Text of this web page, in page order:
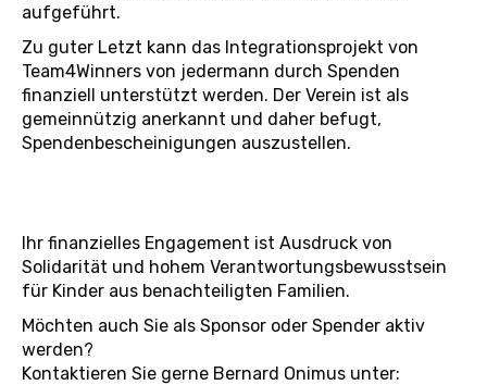
aufgeführt.
Zu guter Letzt kann das Integrationsprojekt von
Team4Winners von jedermann durch Spenden
finanziell unterstützt werden. Der Verein ist als
gemeinnützig anerkannt und daher befugt,
Spendenbescheinigungen auszustellen.
Ihr finanzielles Engagement ist Ausdruck von
Solidarität und hohem Verantwortungsbewusstsein
für Kinder aus benachteiligten Familien.
Möchten auch Sie als Sponsor oder Spender aktiv
werden?
Kontaktieren Sie gerne Bernard Onimus unter: